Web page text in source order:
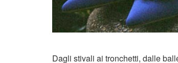
Dagli stivali ai tronchetti, dalle